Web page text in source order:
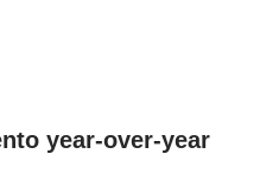
year-over-year